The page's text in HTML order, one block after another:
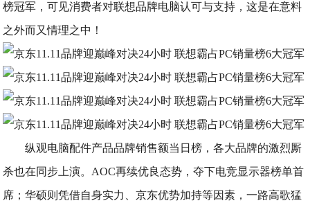
榜冠军，可见消费者对联想品牌电脑认可与支持，这是在意料
之外而又情理之中！
纵观电脑配件产品品牌销售额当日榜，各大品牌的激烈厮
杀也在同步上演。AOC再续优良态势，夺下电竞显示器榜单首
席；华硕则凭借自身实力、京东优势加持等因素，一路高歌猛